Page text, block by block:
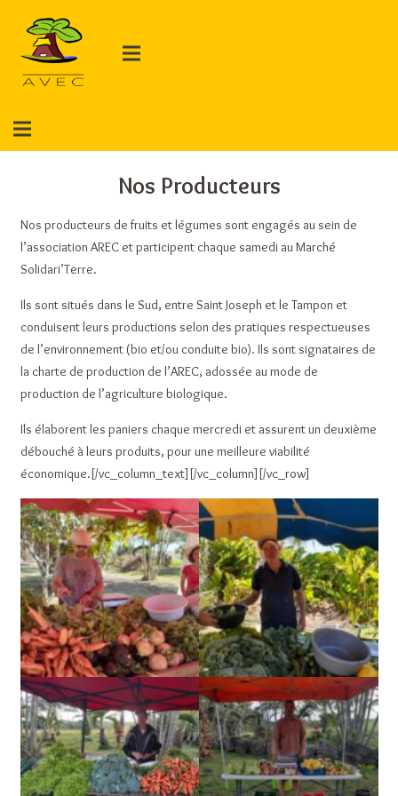
Nos Producteurs
Nos producteurs de fruits et légumes sont engagés au sein de
l’association AREC et participent chaque samedi au Marché
Solidari’Terre.
Ils sont situés dans le Sud, entre Saint Joseph et le Tampon et
conduisent leurs productions selon des pratiques respectueuses
de l’environnement (bio et/ou conduite bio). Ils sont signataires de
la charte de production de l’AREC, adossée au mode de
production de l’agriculture biologique.
Ils élaborent les paniers chaque mercredi et assurent un deuxième
débouché à leurs produits, pour une meilleure viabilité
économique.[/vc_column_text][/vc_column][/vc_row]